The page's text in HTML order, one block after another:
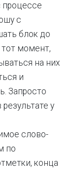
процессе
с
блок до
момент,
на них
и
Запросто
у
слово-
по
конца